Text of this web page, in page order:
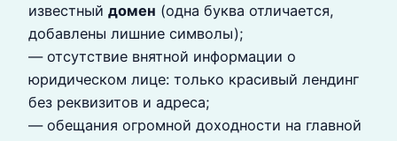
известный домен (одна буква отличается,
добавлены лишние символы);
— отсутствие внятной информации о
юридическом лице: только красивый лендинг
без реквизитов и адреса;
— обещания огромной доходности на главной